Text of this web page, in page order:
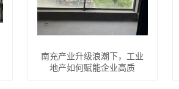
南充产业升级浪潮下，工业
地产如何赋能企业高质